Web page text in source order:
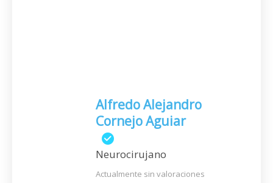
Alfredo Alejandro
Cornejo Aguiar
Neurocirujano
Actualmente sin valoraciones